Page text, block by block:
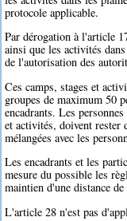
protocole applicable.
Par dérogation à l'article
ainsi que les activités
de l'autorisation des
Ces camps, stages et
groupes de maximum 50
encadrants. Les
et activités, doivent rester
mélangées avec les
Les encadrants et les
mesure du possible les
maintien d'une distance
L'article 28 n'est pas